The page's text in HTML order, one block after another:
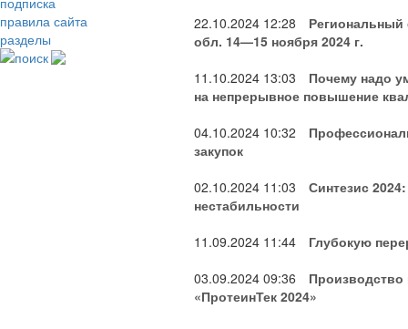
правила сайта
разделы
поиск
22.10.2024 12:28
обл. 14—15 ноября 2024 г.
11.10.2024 13:03
Почему надо
на непрерывное повышение
04.10.2024 10:32
закупок
02.10.2024 11:03
Синтезис
нестабильности
11.09.2024 11:44
Глубокую
03.09.2024 09:36
«ПротеинТек 2024»